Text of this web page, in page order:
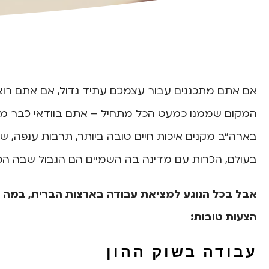
אם אתם מתכננים עבור עצמכם עתיד גדול, אם אתם
המקום שממנו כמעט הכל מתחיל – אתם בוודאי כבר
בארה"ב מקנים איכות חיים טובה ביותר, תרבות
בעולם, הכרות עם מדינה בה השמיים הם הגבול שבה
אבל בכל הנוגע למציאת עבודה בארצות הברית,
הצעות טובות:
עבודה בשוק ההון